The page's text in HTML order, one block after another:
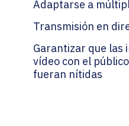
Adaptarse a
Transmisión en
Garantizar que las
vídeo con el
fueran nítidas